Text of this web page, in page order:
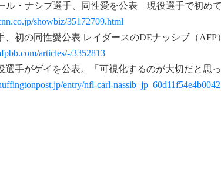
ル・ナシブ選手、同性愛を公表 現役選手で初めて
showbiz/35172709.html
、初の同性愛公表 レイダースのDEナッシブ（AFP）
articles/-/3352813
選手がゲイを公表。「可視化するのが大切だと思
entry/nfl-carl-